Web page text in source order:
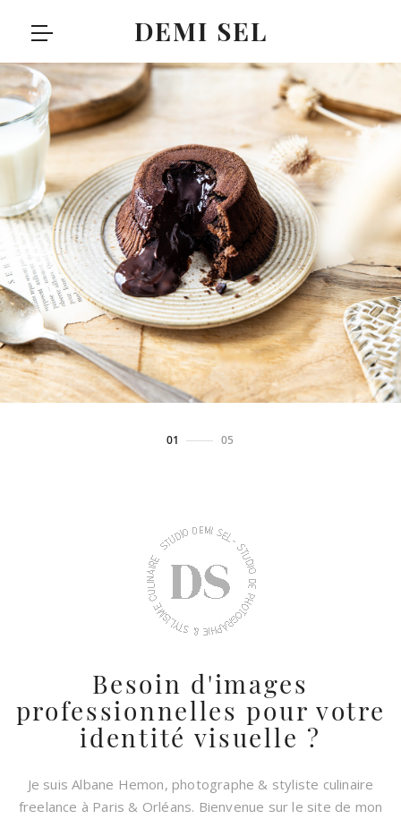
DEMI SEL
01 /05
Besoin d'images
professionnelles pour votre
identité visuelle ?
Je suis Albane Hemon, photographe & styliste culinaire
freelance à Paris & Orléans. Bienvenue sur le site de mon